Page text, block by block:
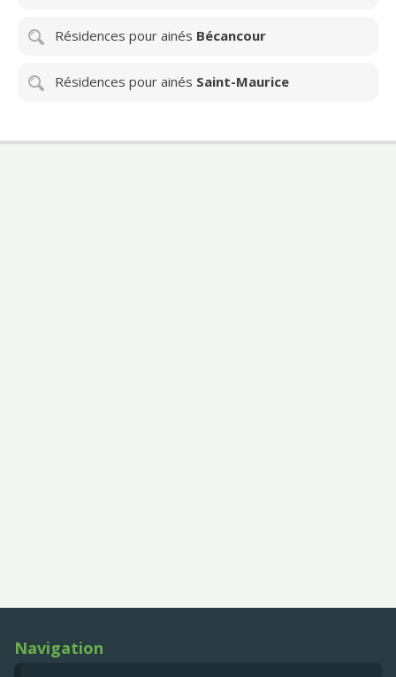
Résidences pour ainés Bécancour
Résidences pour ainés Saint-Maurice
Navigation